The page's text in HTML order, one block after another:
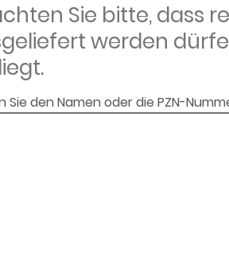
Sie bitte, dass
werden
Sie den Namen oder die PZN-